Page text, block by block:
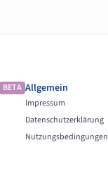
BETA Allgemein
Impressum
Datenschutzerklärung
Nutzungsbedingungen